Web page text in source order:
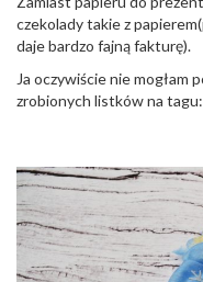
czekolady takie z
daje bardzo fajną fakturę).
Ja oczywiście nie mogłam
zrobionych listków na tagu: